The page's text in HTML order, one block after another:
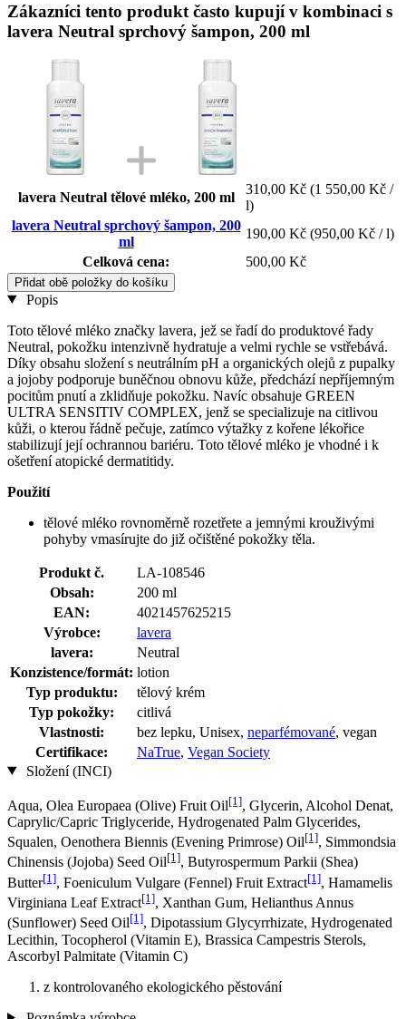
Zákazníci tento produkt často kupují v kombinaci s
lavera Neutral sprchový šampon, 200 ml
lavera Neutral tělové mléko, 200 ml
310,00 Kč (1 550,00 Kč /
l)
lavera Neutral sprchový šampon, 200
ml
190,00 Kč (950,00 Kč / l)
Celková cena:
500,00 Kč
Přidat obě položky do košíku
Popis
Toto tělové mléko značky lavera, jež se řadí do produktové řady
Neutral, pokožku intenzivně hydratuje a velmi rychle se vstřebává.
Díky obsahu složení s neutrálním pH a organických olejů z pupalky
a jojoby podporuje buněčnou obnovu kůže, předchází nepříjemným
pocitům pnutí a zklidňuje pokožku. Navíc obsahuje GREEN
ULTRA SENSITIV COMPLEX, jenž se specializuje na citlivou
kůži, o kterou řádně pečuje, zatímco výtažky z kořene lékořice
stabilizují její ochrannou bariéru. Toto tělové mléko je vhodné i k
ošetření atopické dermatitidy.
Použití
tělové mléko rovnoměrně rozetřete a jemnými krouživými
pohyby vmasírujte do již očištěné pokožky těla.
Produkt č.
LA-108546
Obsah:
200 ml
EAN:
4021457625215
Výrobce:
lavera
lavera:
Neutral
Konzistence/formát: lotion
Typ produktu:
tělový krém
Typ pokožky:
citlivá
Vlastnosti:
bez lepku, Unisex, neparfémované, vegan
Certifikace:
NaTrue, Vegan Society
Složení (INCI)
Aqua, Olea Europaea (Olive) Fruit Oil[1], Glycerin, Alcohol Denat,
Caprylic/Capric Triglyceride, Hydrogenated Palm Glycerides,
Squalen, Oenothera Biennis (Evening Primrose) Oil[1], Simmondsia
Chinensis (Jojoba) Seed Oil[1], Butyrospermum Parkii (Shea)
Butter[1], Foeniculum Vulgare (Fennel) Fruit Extract[1], Hamamelis
Virginiana Leaf Extract[1], Xanthan Gum, Helianthus Annus
(Sunflower) Seed Oil[1], Dipotassium Glycyrrhizate, Hydrogenated
Lecithin, Tocopherol (Vitamin E), Brassica Campestris Sterols,
Ascorbyl Palmitate (Vitamin C)
z kontrolovaného ekologického pěstování